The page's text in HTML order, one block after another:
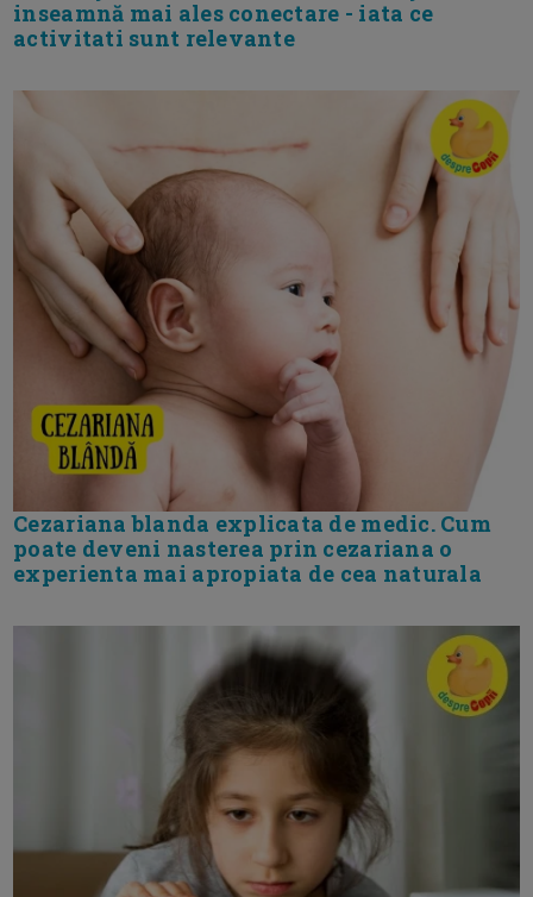
inseamnă mai ales conectare - iata ce
activitati sunt relevante
Cezariana blanda explicata de medic. Cum
poate deveni nasterea prin cezariana o
experienta mai apropiata de cea naturala